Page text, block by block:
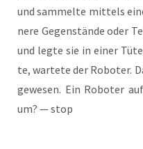
und sam­mel­te mit­tels
ne­re Gegen­stän­de oder
und leg­te sie in einer
te, war­te­te der Robo­ter.
gewe­sen. Ein Robo­ter
um? — stop